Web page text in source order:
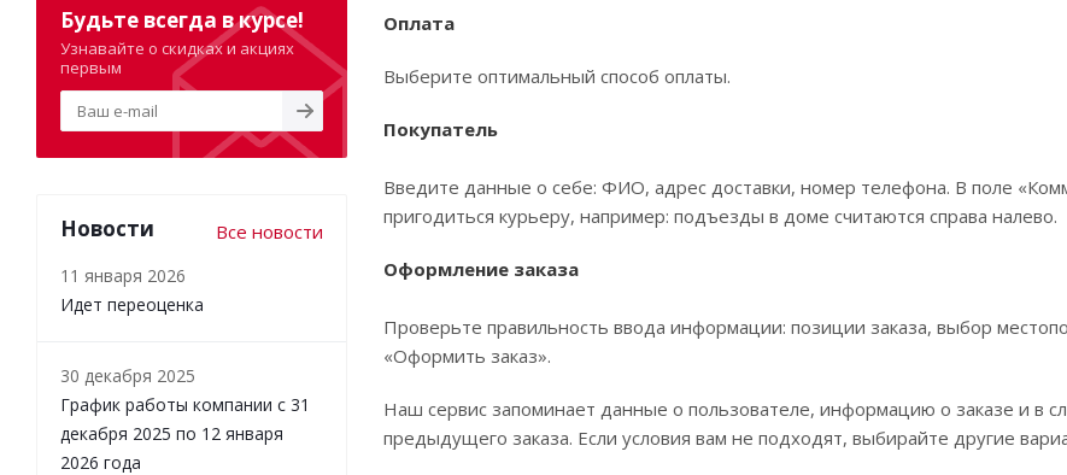
Оплата
Выберите оптимальный способ оплаты.
Покупатель
Введите данные о себе: ФИО, адрес доставки, номер телефона. В поле
пригодиться курьеру, например: подъезды в доме считаются справа налево.
Оформление заказа
Проверьте правильность ввода информации: позиции заказа, выбор
«Оформить заказ».
Наш сервис запоминает данные о пользователе, информацию о заказе и в
предыдущего заказа. Если условия вам не подходят, выбирайте другие
Будьте всегда в курсе!
Узнавайте о скидках и акциях
первым
Новости Все новости
11 января 2026
Идет переоценка
30 декабря 2025
График работы компании с 31
декабря 2025 по 12 января
2026 года